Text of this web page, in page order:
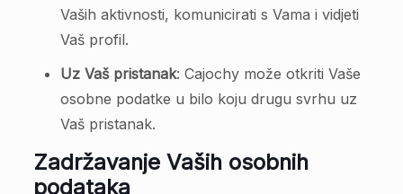
Vaših aktivnosti, komunicirati s Vama i vidjeti
Vaš profil.
Uz Vaš pristanak: Cajochy može otkriti Vaše
osobne podatke u bilo koju drugu svrhu uz
Vaš pristanak.
Zadržavanje Vaših osobnih
podataka